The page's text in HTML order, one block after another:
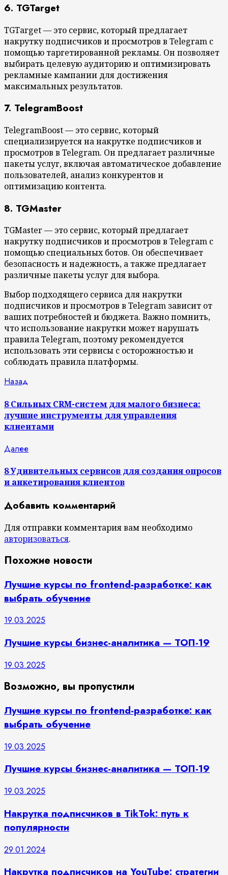
6. TGTarget
TGTarget — это сервис, который предлагает
накрутку подписчиков и просмотров в Telegram с
помощью таргетированной рекламы. Он позволяет
выбирать целевую аудиторию и оптимизировать
рекламные кампании для достижения
максимальных результатов.
7. TelegramBoost
TelegramBoost — это сервис, который
специализируется на накрутке подписчиков и
просмотров в Telegram. Он предлагает различные
пакеты услуг, включая автоматическое добавление
пользователей, анализ конкурентов и
оптимизацию контента.
8. TGMaster
TGMaster — это сервис, который предлагает
накрутку подписчиков и просмотров в Telegram с
помощью специальных ботов. Он обеспечивает
безопасность и надежность, а также предлагает
различные пакеты услуг для выбора.
Выбор подходящего сервиса для накрутки
подписчиков и просмотров в Telegram зависит от
ваших потребностей и бюджета. Важно помнить,
что использование накрутки может нарушать
правила Telegram, поэтому рекомендуется
использовать эти сервисы с осторожностью и
соблюдать правила платформы.
Продолжить
чтение
Назад
8 Сильных CRM-систем для малого бизнеса:
лучшие инструменты для управления
клиентами
ДалееСледующая
8 Удивительных сервисов для создания опросов
и анкетирования клиентов
Добавить комментарий
Для отправки комментария вам необходимо
авторизоваться.
Похожие новости
Лучшие курсы по frontend-разработке: как
выбрать обучение
19.03.2025
Лучшие курсы бизнес-аналитика — ТОП-19
19.03.2025
Возможно, вы пропустили
Лучшие курсы по frontend-разработке: как
выбрать обучение
19.03.2025
Лучшие курсы бизнес-аналитика — ТОП-19
19.03.2025
Накрутка подписчиков в TikTok: путь к
популярности
29.01.2024
Накрутка подписчиков на YouTube: стратегии